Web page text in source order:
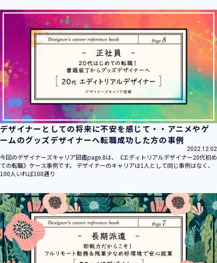
デザイナーとしての将来に不安を感じて・・アニメやゲ
ームのグッズデザイナーへ転職成功した方の事例
2022.12.02
今回のデザイナーズキャリア図鑑page.8は、《エディトリアルデザイナー20代初め
ての転職》ケース事例です。 デザイナーのキャリアは1人として同じ事例はなく、
100人いれば100通り